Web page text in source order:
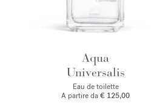
Aqua
Universalis
Eau de toilette
A partire da€ 125,00